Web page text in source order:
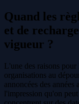
Quand les
et de
vigueur ?
L'une des raisons
organisations au
annoncées des
l'impression qu'on